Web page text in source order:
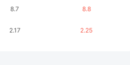
8.7
2.17
8.8
2.25